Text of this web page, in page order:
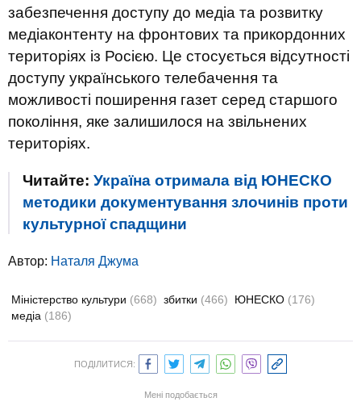
забезпечення доступу до медіа та розвитку
медіаконтенту на фронтових та прикордонних
територіях із Росією. Це стосується відсутності
доступу українського телебачення та
можливості поширення газет серед старшого
покоління, яке залишилося на звільнених
територіях.
Читайте: Україна отримала від ЮНЕСКО
методики документування злочинів проти
культурної спадщини
Автор: Наталя Джума
Міністерство культури (668) збитки (466) ЮНЕСКО (176)
медіа (186)
ПОДІЛИТИСЯ:
Мені подобається